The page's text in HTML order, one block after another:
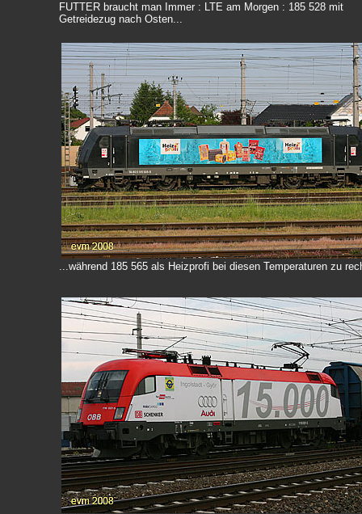
FUTTER braucht man Immer : LTE am Morgen : 185 528 mit
Getreidezug nach Osten...
...während 185 565 als Heizprofi bei diesen Temperaturen zu